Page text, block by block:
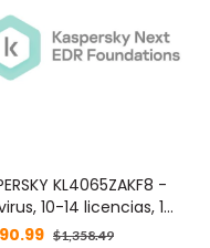
KL4065ZAKF8 -
10-14 licencias, 1
$1,358.49